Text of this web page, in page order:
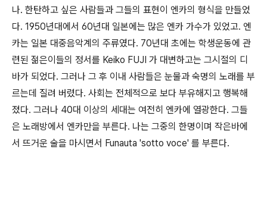
나. 한탄하고 싶은 사람들과 그들의 표현이 엔카의 형식을 만들었
다. 1950년대에서 60년대 일본에는 많은 엔카 가수가 있었고. 엔
카는 일본 대중음악계의 주류였다. 70년대 초에는 학생운동에 관
련된 젊은이들의 정서를 Keiko FUJI 가 대변하고는 그시절의 디
바가 되었다. 그러나 그 후 이내 사람들은 눈물과 숙명의 노래를 부
르는데 질려 버렸다. 사회는 전체적으로 보다 부유해지고 행복해
졌다. 그러나 40대 이상의 세대는 여전히 엔카에 열광한다. 그들
은 노래방에서 엔카만을 부른다. 나는 그중의 한명이며 작은바에
서 뜨거운 술을 마시면서 Funauta 'sotto voce' 를 부른다.